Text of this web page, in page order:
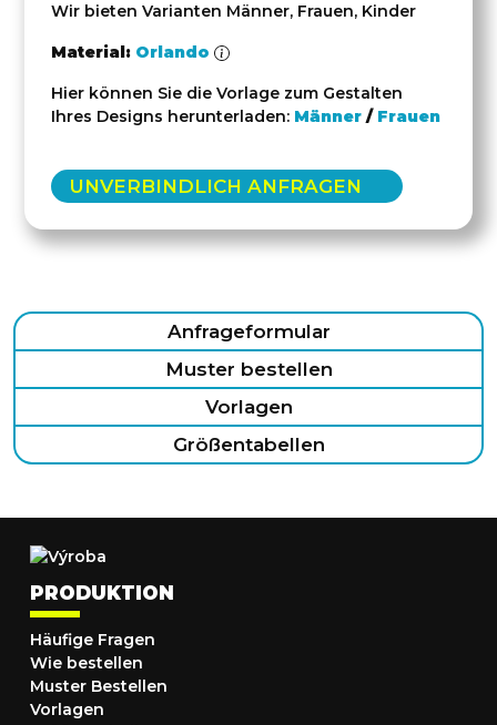
Wir bieten Varianten Männer, Frauen, Kinder
Material: Orlando
Hier können Sie die Vorlage zum Gestalten
Ihres Designs herunterladen: Männer / Frauen
UNVERBINDLICH ANFRAGEN
Anfrageformular
Muster bestellen
Vorlagen
Größentabellen
PRODUKTION
Häufige Fragen
Wie bestellen
Muster Bestellen
Vorlagen